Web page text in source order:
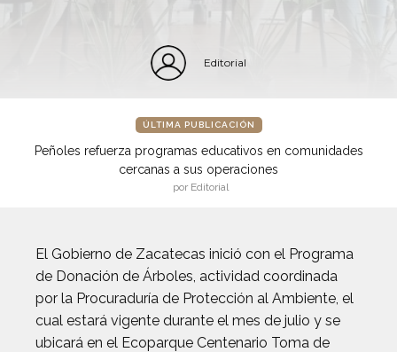
Editorial
ÚLTIMA PUBLICACIÓN
Peñoles refuerza programas educativos en comunidades
cercanas a sus operaciones
por Editorial
El Gobierno de Zacatecas inició con el Programa
de Donación de Árboles, actividad coordinada
por la Procuraduría de Protección al Ambiente, el
cual estará vigente durante el mes de julio y se
ubicará en el Ecoparque Centenario Toma de